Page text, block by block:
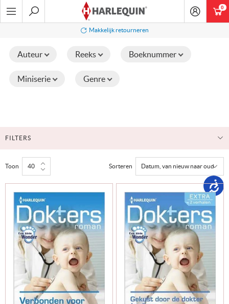
Ga
naar
Makkelijk retourneren
Auteur Reeks Boeknummer
Miniserie Genre
FILTERS
Toon Sorteren
0